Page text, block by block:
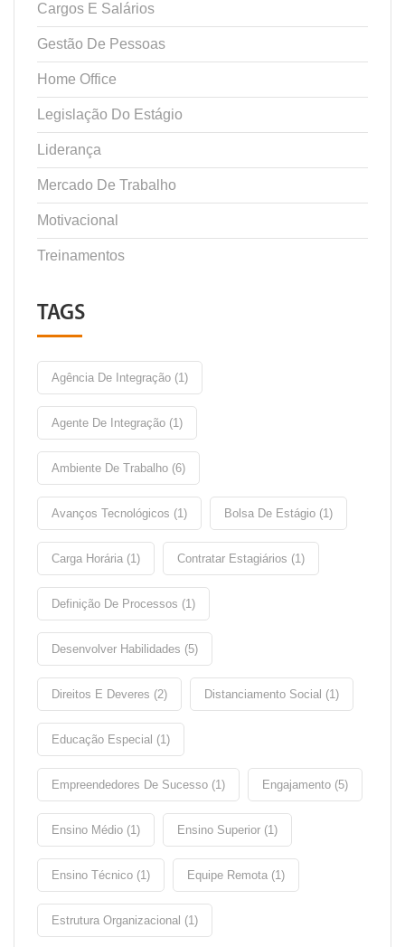
Cargos E Salários
Gestão De Pessoas
Home Office
Legislação Do Estágio
Liderança
Mercado De Trabalho
Motivacional
Treinamentos
TAGS
Agência De Integração (1)
Agente De Integração (1)
Ambiente De Trabalho (6)
Avanços Tecnológicos (1) Bolsa De Estágio (1)
Carga Horária (1) Contratar Estagiários (1)
Definição De Processos (1)
Desenvolver Habilidades (5)
Direitos E Deveres (2) Distanciamento Social (1)
Educação Especial (1)
Empreendedores De Sucesso (1) Engajamento (5)
Ensino Médio (1) Ensino Superior (1)
Ensino Técnico (1) Equipe Remota (1)
Estrutura Organizacional (1)